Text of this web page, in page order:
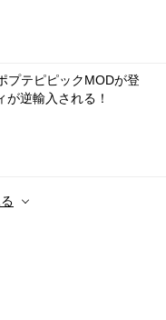
プテピピックMODが登
が逆輸入される！